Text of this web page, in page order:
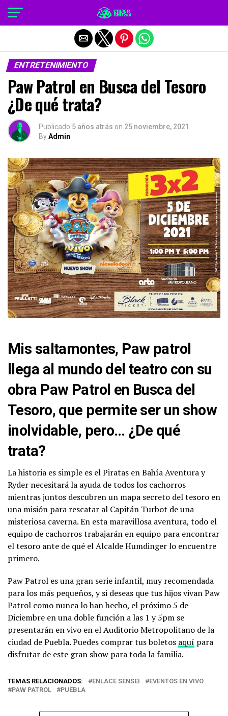
ENTRETENIMIENTO
Paw Patrol en Busca del Tesoro
¿De qué trata?
Publicado 5 años atrás on 25 noviembre, 2021
ByAdmin
Mis saltamontes, Paw patrol
llega al mundo del teatro con su
obra Paw Patrol en Busca del
Tesoro, que permite ser un show
inolvidable, pero… ¿De qué
trata?
La historia es simple es el Piratas en Bahía Aventura y
Ryder necesitará la ayuda de todos los cachorros
mientras juntos descubren un mapa secreto del tesoro en
una misión para rescatar al Capitán Turbot de una
misteriosa caverna. En esta maravillosa aventura, todo el
equipo de cachorros trabajarán en equipo para encontrar
el tesoro ante de qué el Alcalde Humdinger lo encuentre
primero.
Paw Patrol es una gran serie infantil, muy recomendada
para los más pequeños, y si deseas que tus hijos vivan Paw
Patrol como nunca lo han hecho, el próximo 5 de
Diciembre en una doble función a las 1 y 5pm se
presentarán en vivo en el Auditorio Metropolitano de la
ciudad de Puebla. Puedes comprar tus boletos aquí para
disfrutar de este gran show para toda la familia.
TEMAS RELACIONADOS: ENLACE SENSEI
EVENTOS EN VIVO
PAW PATROL
PUEBLA
Salir de la versión móvil